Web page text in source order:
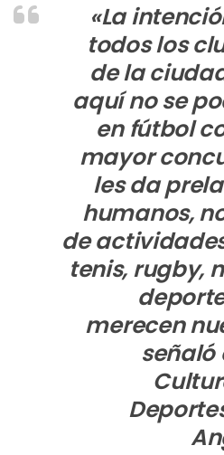
«La
todos los
de la
aquí no se
en fútbol
mayor
les da
humanos,
de
tenis, rugby,
merecen
señaló